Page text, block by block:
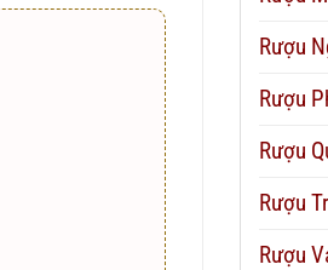
Rượu
Rượu
Rượu
Rượu
Rượu